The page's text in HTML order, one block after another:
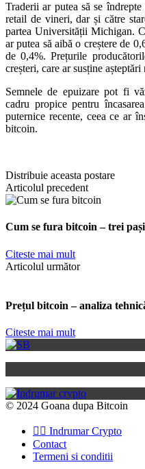
Traderii ar putea să se
retail de vineri, dar și către
partea Universității Michigan.
ar putea să aibă o creștere de
de 0,4%. Prețurile
creșteri, care ar susține
Semnele de epuizare pot fi
cadru propice pentru
puternice recente, ceea ce ar
bitcoin.
Distribuie aceasta postare
Articolul precedent
Cum se fura bitcoin – trei
Citeste mai mult
Articolul următor
Prețul bitcoin – analiza
Citeste mai mult
© 2024 Goana dupa Bitcoin
👉🏽 Indrumar Crypto
Contact
Termeni si conditii